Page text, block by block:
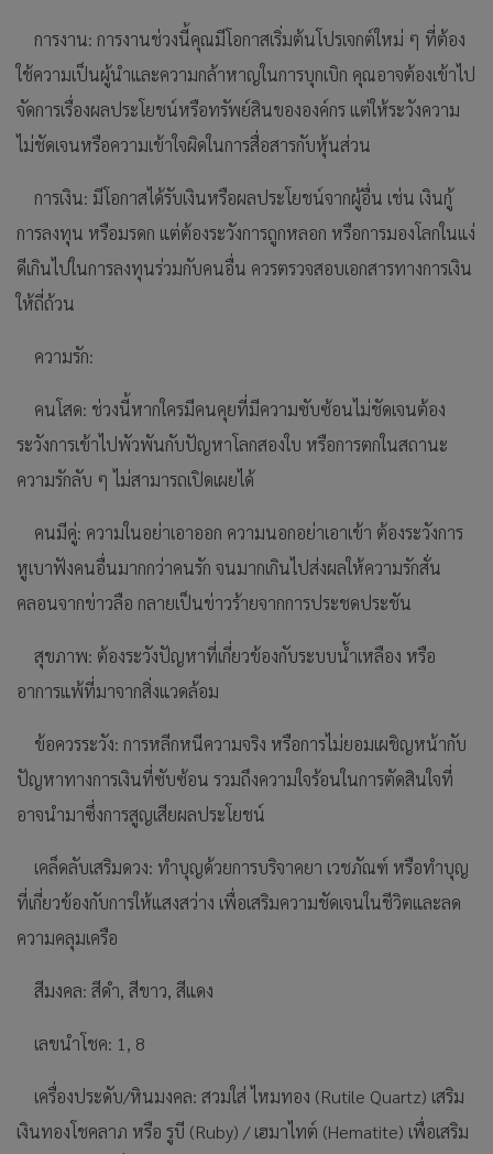
การงาน: การงานช่วงนี้คุณมีโอกาสเริ่มต้นโปรเจกต์ใหม่ ๆ ที่ต้อง
ใช้ความเป็นผู้นำและความกล้าหาญในการบุกเบิก คุณอาจต้องเข้าไป
จัดการเรื่องผลประโยชน์หรือทรัพย์สินขององค์กร แต่ให้ระวังความ
ไม่ชัดเจนหรือความเข้าใจผิดในการสื่อสารกับหุ้นส่วน
การเงิน: มีโอกาสได้รับเงินหรือผลประโยชน์จากผู้อื่น เช่น เงินกู้
การลงทุน หรือมรดก แต่ต้องระวังการถูกหลอก หรือการมองโลกในแง่
ดีเกินไปในการลงทุนร่วมกับคนอื่น ควรตรวจสอบเอกสารทางการเงิน
ให้ถี่ถ้วน
ความรัก:
คนโสด: ช่วงนี้หากใครมีคนคุยที่มีความซับซ้อนไม่ชัดเจนต้อง
ระวังการเข้าไปพัวพันกับปัญหาโลกสองใบ หรือการตกในสถานะ
ความรักลับ ๆ ไม่สามารถเปิดเผยได้
คนมีคู่: ความในอย่าเอาออก ความนอกอย่าเอาเข้า ต้องระวังการ
หูเบาฟังคนอื่นมากกว่าคนรัก จนมากเกินไปส่งผลให้ความรักสั่น
คลอนจากข่าวลือ กลายเป็นข่าวร้ายจากการประชดประชัน
สุขภาพ: ต้องระวังปัญหาที่เกี่ยวข้องกับระบบน้ำเหลือง หรือ
อาการแพ้ที่มาจากสิ่งแวดล้อม
ข้อควรระวัง: การหลีกหนีความจริง หรือการไม่ยอมเผชิญหน้ากับ
ปัญหาทางการเงินที่ซับซ้อน รวมถึงความใจร้อนในการตัดสินใจที่
อาจนำมาซึ่งการสูญเสียผลประโยชน์
เคล็ดลับเสริมดวง: ทำบุญด้วยการบริจาคยา เวชภัณฑ์ หรือทำบุญ
ที่เกี่ยวข้องกับการให้แสงสว่าง เพื่อเสริมความชัดเจนในชีวิตและลด
ความคลุมเครือ
สีมงคล: สีดำ, สีขาว, สีแดง
เลขนำโชค: 1, 8
เครื่องประดับ/หินมงคล: สวมใส่ ไหมทอง (Rutile Quartz) เสริม
เงินทองโชคลาภ หรือ รูบี (Ruby) / เฮมาไทต์ (Hematite) เพื่อเสริม